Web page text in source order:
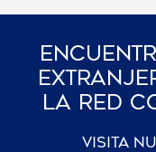
La Red
Visita